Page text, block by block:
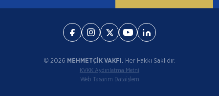
© 2026 MEHMETÇİK VAKFI. Her Hakkı Saklıdır.
KVKK Aydınlatma Metni
Web Tasarım Dataişlem